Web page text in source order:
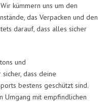
kümmern uns um den
das Verpacken und den
darauf, dass alles sicher
und
dass deine
bestens geschützt sind.
Umgang mit empfindlichen